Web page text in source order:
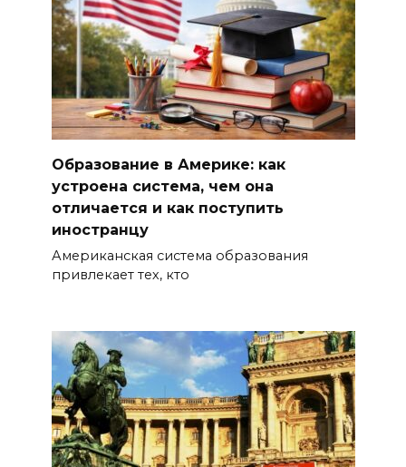
Образование в Америке: как
устроена система, чем она
отличается и как поступить
иностранцу
Американская система образования
привлекает тех, кто